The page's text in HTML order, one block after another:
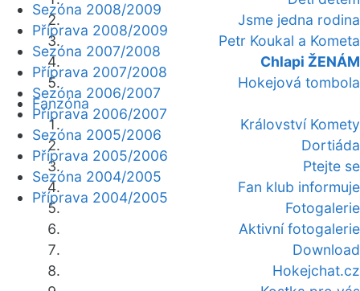
Jsme jedna rodina
Petr Koukal a Kometa
Chlapi ŽENÁM
Hokejová tombola
Fanzóna
Království Komety
Dortiáda
Ptejte se
Fan klub informuje
Fotogalerie
Aktivní fotogalerie
Download
Hokejchat.cz
Sezóna 2008/2009
Příprava 2008/2009
Sezóna 2007/2008
Příprava 2007/2008
Sezóna 2006/2007
Příprava 2006/2007
Sezóna 2005/2006
Příprava 2005/2006
Sezóna 2004/2005
Příprava 2004/2005